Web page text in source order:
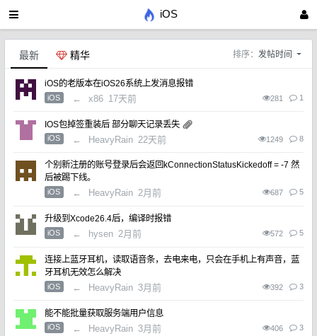
iOS
最新 精华 排序： 发帖时间
iOS的老版本在iOS26系统上发消息报错
iOS ← x86 17天前 281 1
IOS包掉签重装后 部分聊天记录丢失
iOS ← HeavyRain 22天前 1249 8
个别新注册的账号登录后会返回kConnectionStatusKickedoff = -7 然
后被踢下线。
iOS ← HeavyRain 2月前 687 5
升级到Xcode26.4后，编译时报错
iOS ← hysen 2月前 572 5
连接上蓝牙耳机，读取语音条，去电来电，只会在手机上有声音，蓝
牙耳机无效怎么解决
iOS ← HeavyRain 3月前 392 3
能不能批量获取服务端用户信息
iOS ← HeavyRain 3月前 406 3